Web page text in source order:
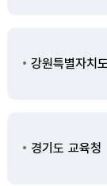
강원특별자치
경기도 교육청